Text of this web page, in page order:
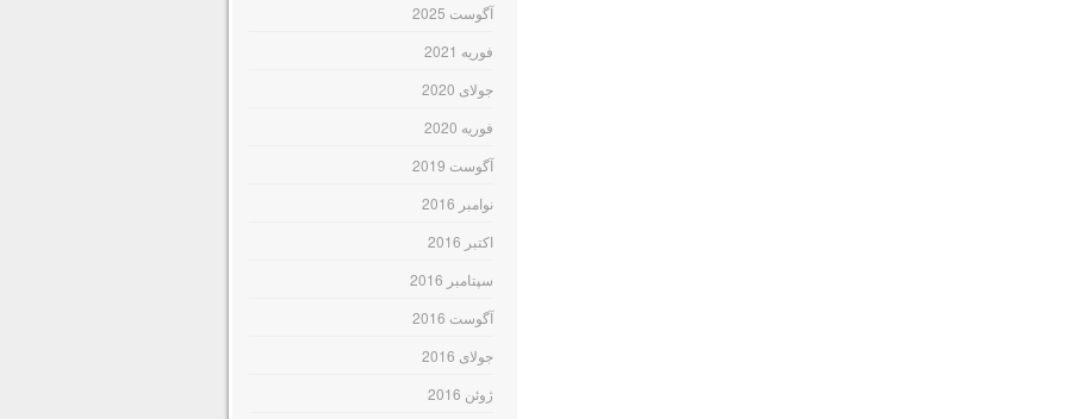
آگوست 2025
فوریه 2021
جولای 2020
فوریه 2020
آگوست 2019
نوامبر 2016
اکتبر 2016
سپتامبر 2016
آگوست 2016
جولای 2016
ژوئن 2016